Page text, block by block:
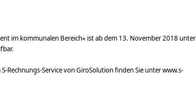
im kommunalen Bereich« ist ab dem 13. November 2018 unter
Rechnungs-Service von GiroSolution finden Sie unter www.s-